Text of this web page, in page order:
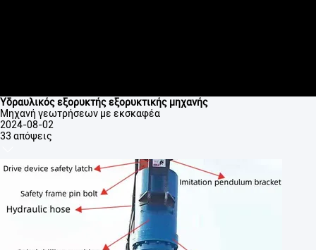
Υδραυλικός εξορυκτής εξορυκτικής μηχανής
Μηχανή γεωτρήσεων με εκσκαφέα
2024-08-02
33 απόψεις